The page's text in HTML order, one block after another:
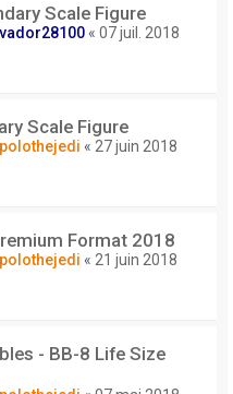
Scale Figure
vador28100 « 07 juil. 2018
Scale Figure
polothejedi « 27 juin 2018
Format 2018
polothejedi « 21 juin 2018
- BB-8 Life Size